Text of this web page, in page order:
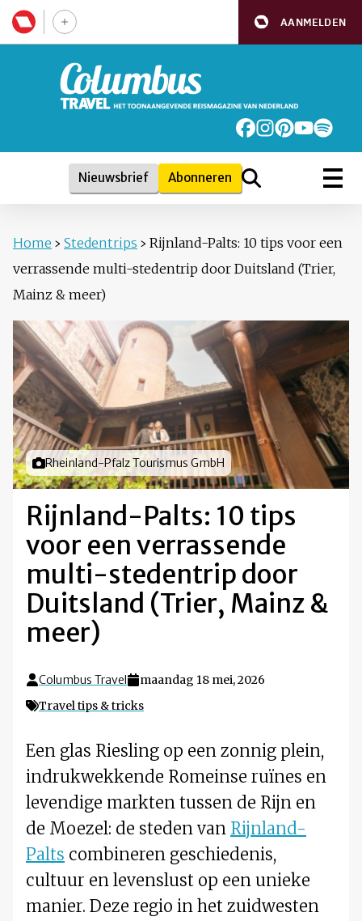
AANMELDEN
Nieuwsbrief Abonneren
Home › Stedentrips › Rijnland-Palts: 10 tips voor een
verrassende multi-stedentrip door Duitsland (Trier,
Mainz & meer)
Foto door
Rheinland-Pfalz Tourismus GmbH
Rijnland-Palts: 10 tips
voor een verrassende
multi-stedentrip door
Duitsland (Trier, Mainz &
meer)
Columbus Travel
maandag 18 mei, 2026
Travel tips & tricks
Een glas Riesling op een zonnig plein,
indrukwekkende Romeinse ruïnes en
levendige markten tussen de Rijn en
de Moezel: de steden van Rijnland-
Palts combineren geschiedenis,
cultuur en levenslust op een unieke
manier. Deze regio in het zuidwesten